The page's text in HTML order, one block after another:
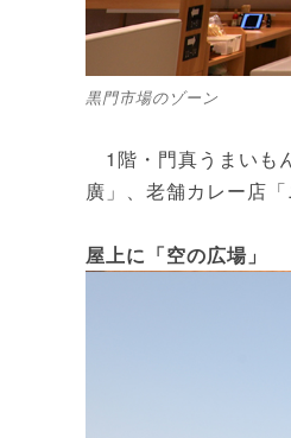
黒門市場のゾーン
1階・門真うまいも
廣」、老舗カレー店
屋上に「空の広場」